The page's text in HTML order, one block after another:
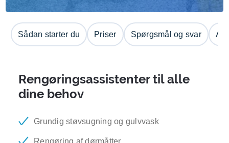
Sådan starter du Priser Spørgsmål og svar
Rengøringsassistenter til alle
dine behov
Grundig støvsugning og gulvvask
Rengøring af dørmåtter